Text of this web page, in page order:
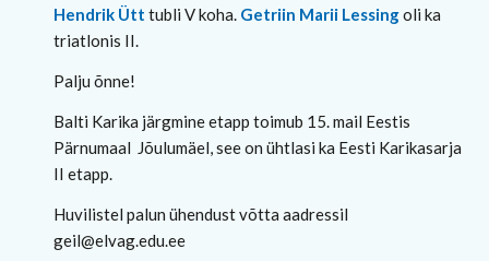
Hendrik Ütt tubli V koha. Getriin Marii Lessingoli ka
triatlonis II.
Palju õnne!
Balti Karika järgmine etapp toimub 15. mail Eestis
Pärnumaal Jõulumäel, see on ühtlasi ka Eesti Karikasarja
II etapp.
Huvilistel palun ühendust võtta aadressil
geil@elvag.edu.ee